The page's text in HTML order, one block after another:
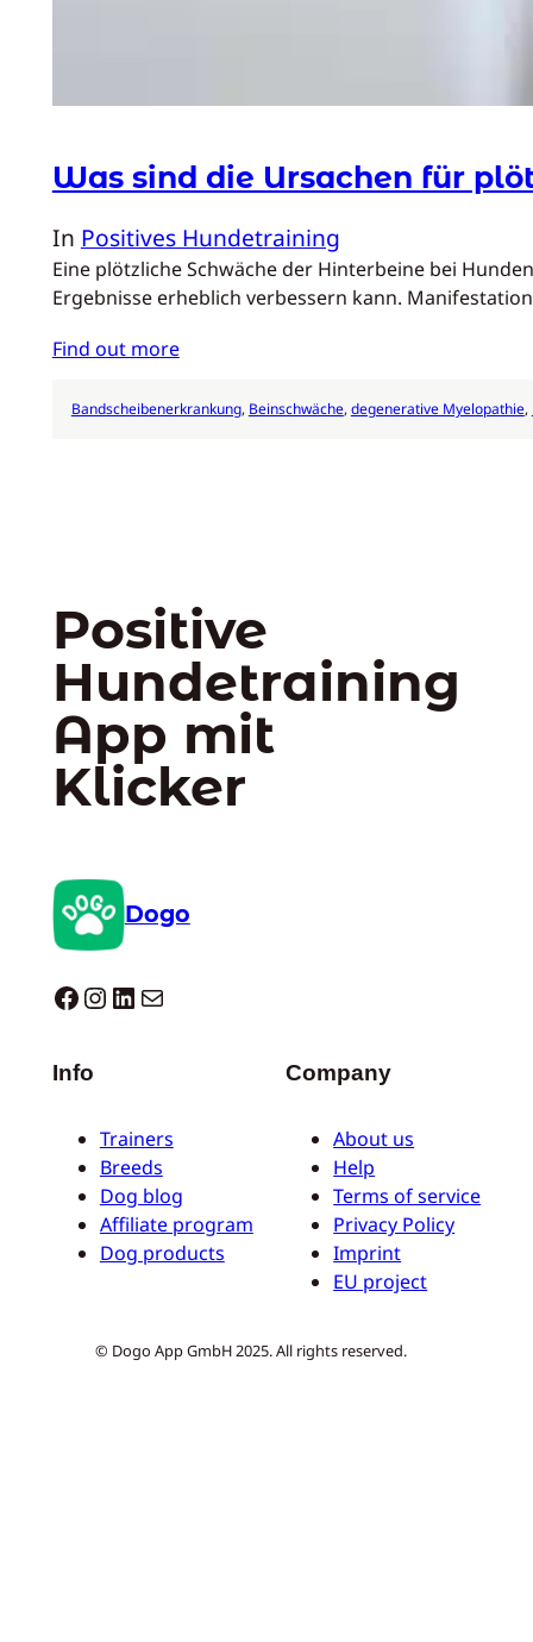
Was sind die Ursachen für
In Positives Hundetraining
Eine plötzliche Schwäche der Hinterbeine bei
Ergebnisse erheblich verbessern kann.
Find out more
Bandscheibenerkrankung, Beinschwäche, degenerative Myelopathie,
Positive
Hundetraining
App mit
Klicker
Dogo
Dogo facebook InstagramLinkedIn E-Mail
Info
Trainers
Breeds
Dog blog
Affiliate program
Dog products
Company
About us
Help
Terms of service
Privacy Policy
Imprint
EU project
© Dogo App GmbH 2025. All rights reserved.